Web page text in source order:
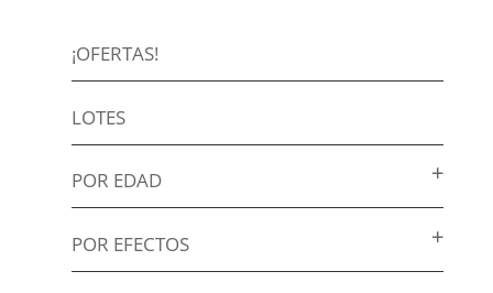
¡OFERTAS!
LOTES
POR EDAD
POR EFECTOS